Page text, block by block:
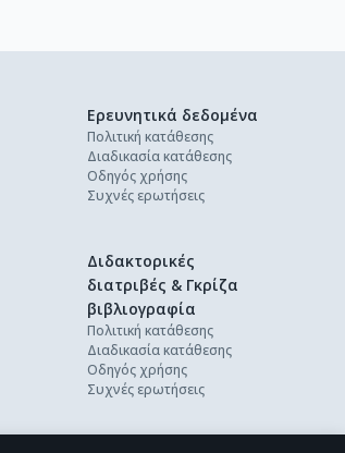
Ερευνητικά δεδομένα
Πολιτική κατάθεσης
Διαδικασία κατάθεσης
Οδηγός χρήσης
Συχνές ερωτήσεις
Διδακτορικές
διατριβές & Γκρίζα
βιβλιογραφία
Πολιτική κατάθεσης
Διαδικασία κατάθεσης
Οδηγός χρήσης
Συχνές ερωτήσεις